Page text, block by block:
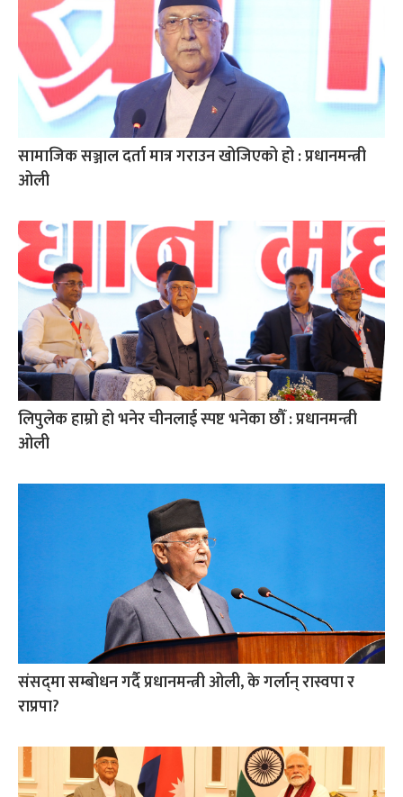
सामाजिक सञ्जाल दर्ता मात्र गराउन खोजिएको हो : प्रधानमन्त्री
ओली
लिपुलेक हाम्रो हो भनेर चीनलाई स्पष्ट भनेका छौँ : प्रधानमन्त्री
ओली
संसद्‍मा सम्बोधन गर्दै प्रधानमन्त्री ओली, के गर्लान् रास्वपा र
राप्रपा?